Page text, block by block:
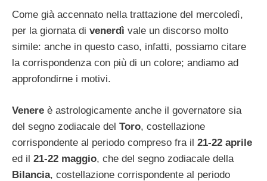
Come già accennato nella trattazione del mercoledì,
per la giornata di venerdì vale un discorso molto
simile: anche in questo caso, infatti, possiamo citare
la corrispondenza con più di un colore; andiamo ad
approfondirne i motivi.
Venere è astrologicamente anche il governatore sia
del segno zodiacale del Toro, costellazione
corrispondente al periodo compreso fra il 21-22 aprile
ed il 21-22 maggio, che del segno zodiacale della
Bilancia, costellazione corrispondente al periodo